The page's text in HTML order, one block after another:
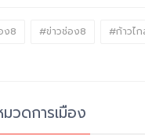
ง8 #ข่าวช่อง8 #ก้าวไก
วดการเมือง